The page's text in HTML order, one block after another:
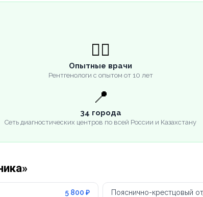
👨‍⚕️
Опытные врачи
Рентгенологи с опытом от 10 лет
📍
34 города
Сеть диагностических центров по всей России и Казахстану
5 800 ₽ Пояснично-крестцовый